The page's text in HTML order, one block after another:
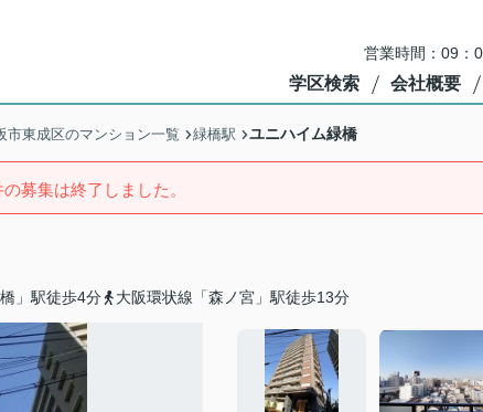
営業時間：09：
学区検索 会社概要
市東成区のマンション一覧 緑橋駅 ユニハイム緑橋
募集は終了しました。
」駅徒歩4分 大阪環状線「森ノ宮」駅徒歩13分